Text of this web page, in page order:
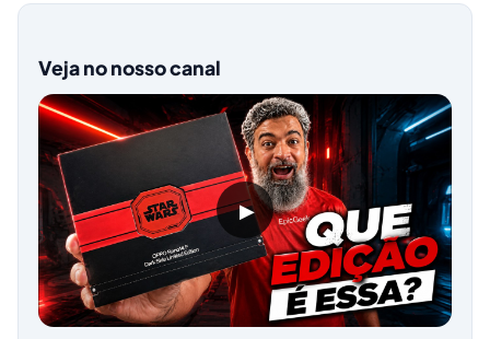
Veja no nosso canal
▶